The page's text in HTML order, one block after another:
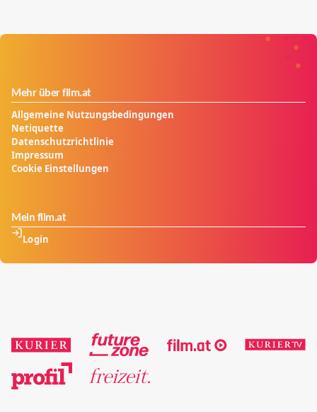
Mehr über film.at
Allgemeine Nutzungsbedingungen
Netiquette
Datenschutzrichtlinie
Impressum
Cookie Einstellungen
Mein film.at
Login